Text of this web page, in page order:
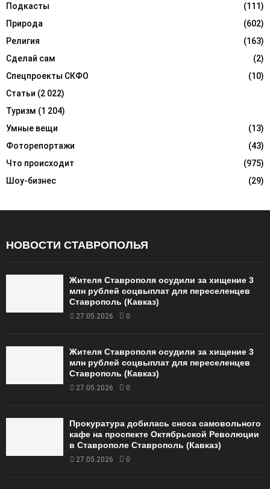
Подкасты
(111)
Природа
(602)
Религия
(163)
Сделай сам
(2)
Спецпроекты СКФО
(10)
Статьи (2 022)
Туризм (1 204)
Умные вещи
(13)
Фоторепортажи
(43)
Что происходит
(975)
Шоу-бизнес
(29)
НОВОСТИ СТАВРОПОЛЬЯ
Жителя Ставрополя осудили за хищение 3
млн рублей соцвыплат для переселенцев
Ставрополь (Кавказ)
27.05.2026 0
Жителя Ставрополя осудили за хищение 3
млн рублей соцвыплат для переселенцев
Ставрополь (Кавказ)
27.05.2026 0
Прокуратура добилась сноса самовольного
кафе на проспекте Октябрьской Революции
в Ставрополе Ставрополь (Кавказ)
27.05.2026 0